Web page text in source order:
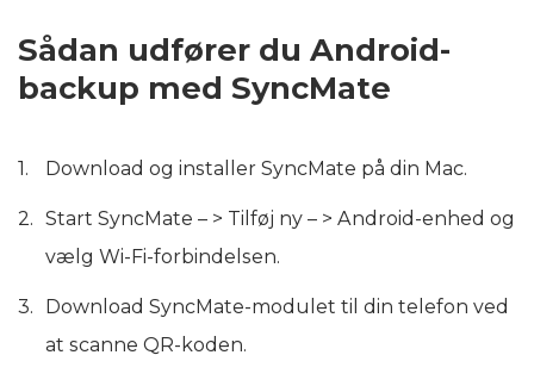
Sådan udfører du Android-
backup med SyncMate
Download og installer SyncMate på din Mac.
Start SyncMate – > Tilføj ny – > Android-enhed og
vælg Wi-Fi-forbindelsen.
Download SyncMate-modulet til din telefon ved
at scanne QR-koden.